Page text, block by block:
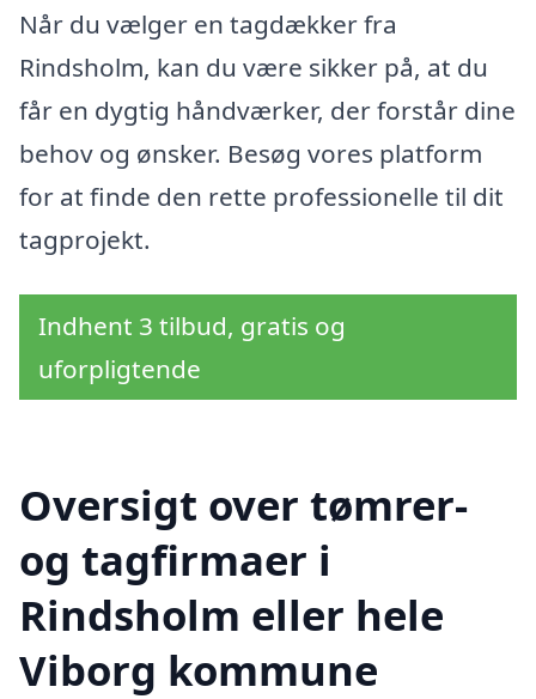
Når du vælger en tagdækker fra
Rindsholm, kan du være sikker på, at du
får en dygtig håndværker, der forstår dine
behov og ønsker. Besøg vores platform
for at finde den rette professionelle til dit
tagprojekt.
Indhent 3 tilbud, gratis og
uforpligtende
Oversigt over tømrer-
og tagfirmaer i
Rindsholm eller hele
Viborg kommune